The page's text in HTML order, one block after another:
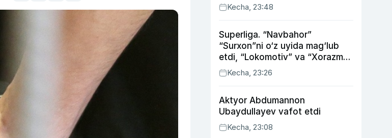
Kecha, 23:48
Superliga. “Navbahor”
“Surxon”ni o‘z uyida mag‘lub
etdi, “Lokomotiv” va “Xorazm”
uyda g‘alaba qozondi
Kecha, 23:26
Aktyor Abdu­mannon
Ubaydullayev vafot etdi
Kecha, 23:08